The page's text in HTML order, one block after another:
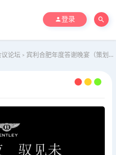
登录
议论坛 > 宾利合肥年度答谢晚宴（策划方案）